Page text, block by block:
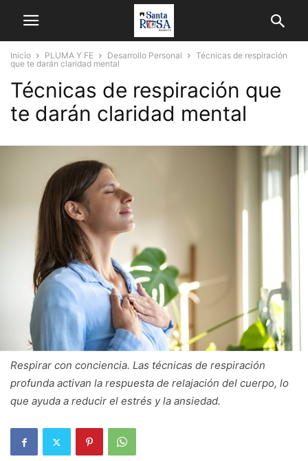
Inicio PLUMA Y FE Desarrollo Personal
Técnicas de respiración
que te darán claridad mental
Técnicas de respiración que
te darán claridad mental
Respirar con conciencia. Las técnicas de respiración
profunda activan la respuesta de relajación del cuerpo, lo
que ayuda a reducir el estrés y la ansiedad.